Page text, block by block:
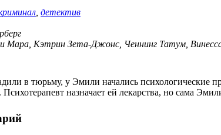
детектив
Мара, Кэтрин Зета-Джонс, Ченнинг Татум,
назначает ей лекарства, но сама